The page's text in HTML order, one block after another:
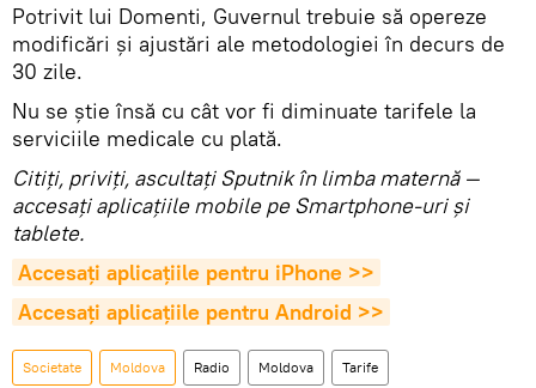
Potrivit lui Domenti, Guvernul trebuie să opereze
modificări şi ajustări ale metodologiei în decurs de
30 zile.
Nu se știe însă cu cât vor fi diminuate tarifele la
serviciile medicale cu plată.
Citiţi, priviţi, ascultaţi Sputnik în limba maternă —
accesaţi aplicaţiile mobile pe Smartphone-uri şi
tablete.
Accesaţi aplicaţiile pentru iPhone >>
Accesaţi aplicaţiile pentru Android >>
Societate Moldova Radio Moldova Tarife